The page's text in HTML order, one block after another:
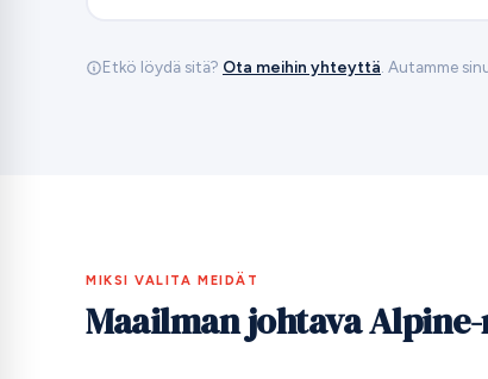
Etkö löydä sitä? Ota meihin yhteyttä. Autamme
MIKSI VALITA MEIDÄT
Maailman johtava